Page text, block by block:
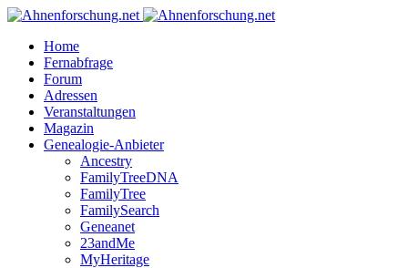
Home
Fernabfrage
Forum
Adressen
Veranstaltungen
Magazin
Genealogie-Anbieter
Ancestry
FamilyTreeDNA
FamilyTree
FamilySearch
Geneanet
23andMe
MyHeritage